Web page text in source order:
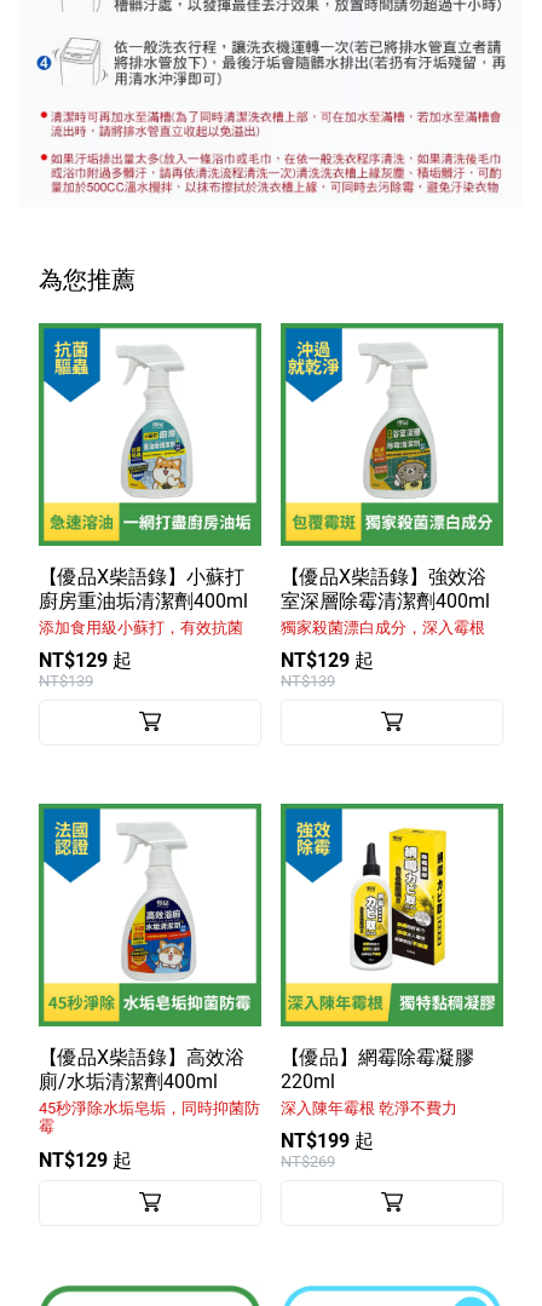
為您推薦
【優品X柴語錄】小蘇打
廚房重油垢清潔劑400ml
添加食用級小蘇打，有效抗菌
NT$129 起
NT$139
【優品X柴語錄】強效浴
室深層除霉清潔劑400ml
獨家殺菌漂白成分，深入霉根
NT$129 起
NT$139
【優品X柴語錄】高效浴
廁/水垢清潔劑400ml
45秒淨除水垢皂垢，同時抑菌防
霉
NT$129 起
【優品】網霉除霉凝膠
220ml
深入陳年霉根 乾淨不費力
NT$199 起
NT$269